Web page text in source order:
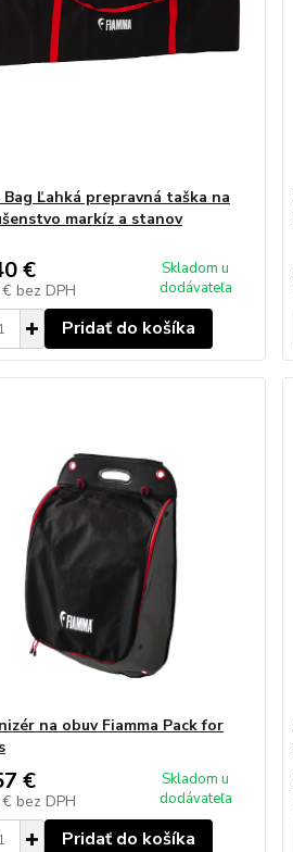
Bag Ľahká prepravná taška na
markíz a stanov
€
€ bez DPH
Skladom u
dodávateľa
Pridať do košíka
na obuv Fiamma Pack for
€
€ bez DPH
Skladom u
dodávateľa
Pridať do košíka